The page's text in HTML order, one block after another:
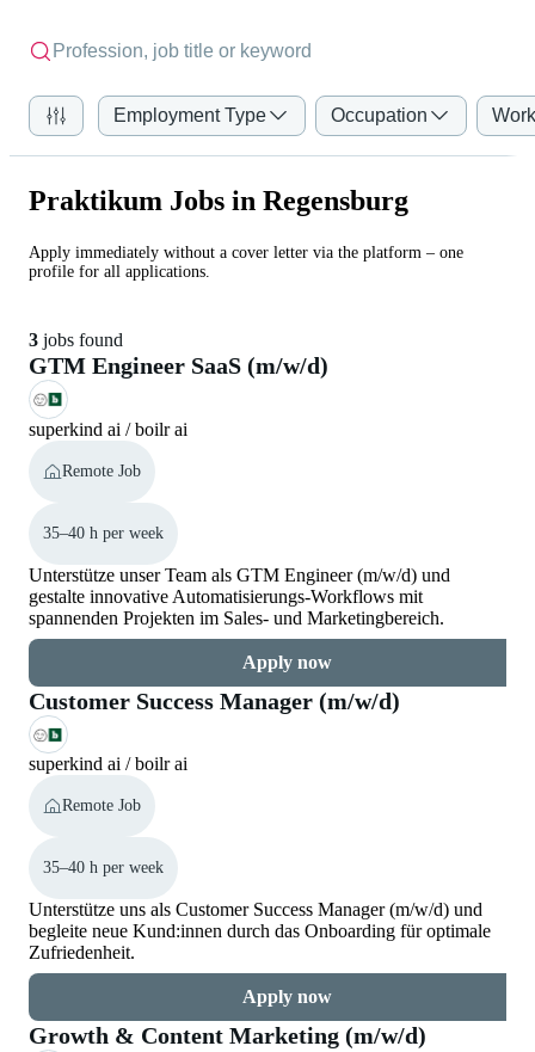
Employment Type Occupation
Praktikum Jobs in Regensburg
Apply immediately without a cover letter via the platform – one
profile for all applications.
3 jobs found
GTM Engineer SaaS (m/w/d)
superkind ai / boilr ai
Remote Job
35–40 h per week
Unterstütze unser Team als GTM Engineer (m/w/d) und
gestalte innovative Automatisierungs-Workflows mit
spannenden Projekten im Sales- und Marketingbereich.
Apply now
Customer Success Manager (m/w/d)
superkind ai / boilr ai
Remote Job
35–40 h per week
Unterstütze uns als Customer Success Manager (m/w/d) und
begleite neue Kund:innen durch das Onboarding für optimale
Zufriedenheit.
Apply now
Growth & Content Marketing (m/w/d)